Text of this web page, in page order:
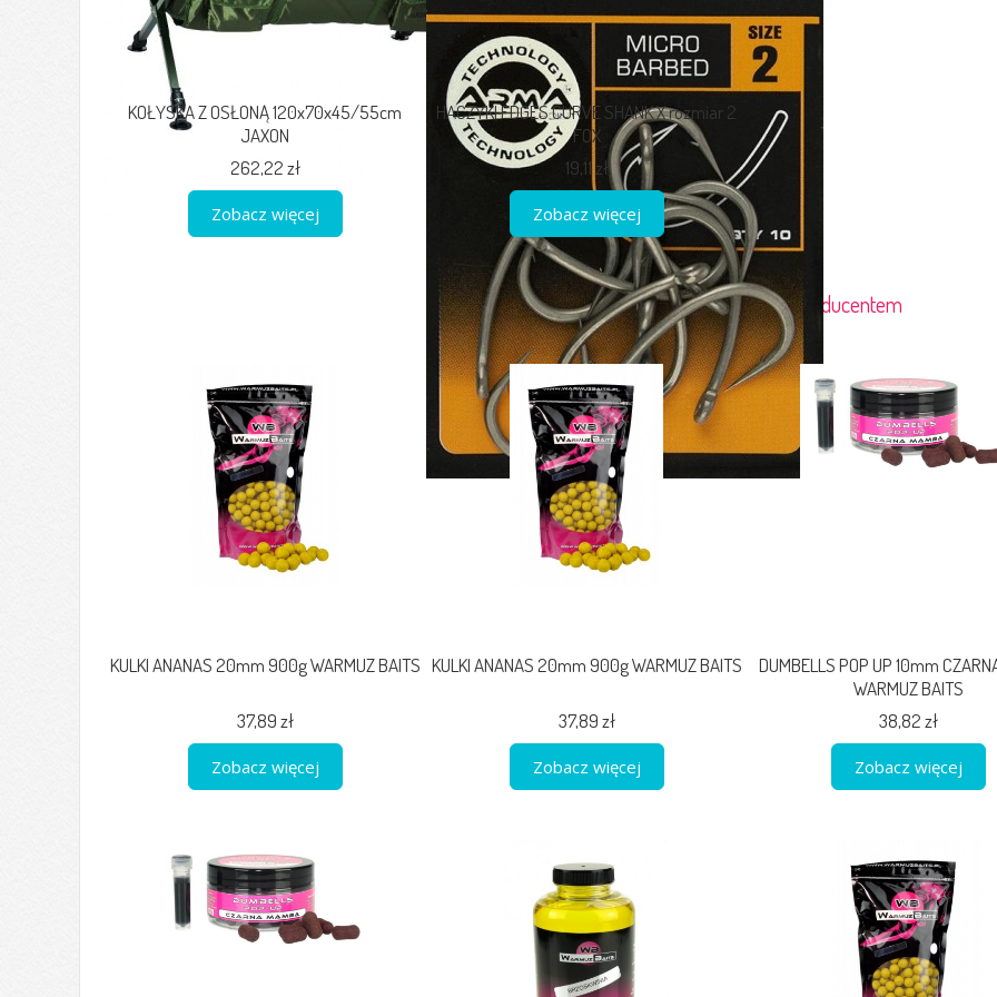
KOŁYSKA Z OSŁONĄ 120x70x45/55cm
JAXON
262,22 zł
Zobacz więcej
HACZYKI EDGES CURVE SHANK X rozmiar 2
FOX
19,11 zł
Zobacz więcej
Towary powiązane z tym producentem
KULKI ANANAS 20mm 900g WARMUZ BAITS
37,89 zł
Zobacz więcej
KULKI ANANAS 20mm 900g WARMUZ BAITS
37,89 zł
Zobacz więcej
DUMBELLS POP UP 10mm
WARMUZ BAITS
38,82 zł
Zobacz więcej